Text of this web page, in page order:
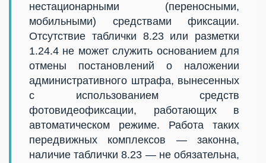
нестационарными (переносными,
мобильными) средствами фиксации.
Отсутствие таблички 8.23 или разметки
1.24.4 не может служить основанием для
отмены постановлений о наложении
административного штрафа, вынесенных
с использованием средств
фотовидеофиксации, работающих в
автоматическом режиме. Работа таких
передвижных комплексов — законна,
наличие таблички 8.23 — не обязательна,